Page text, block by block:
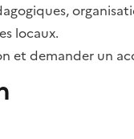
locaux.
et demander un